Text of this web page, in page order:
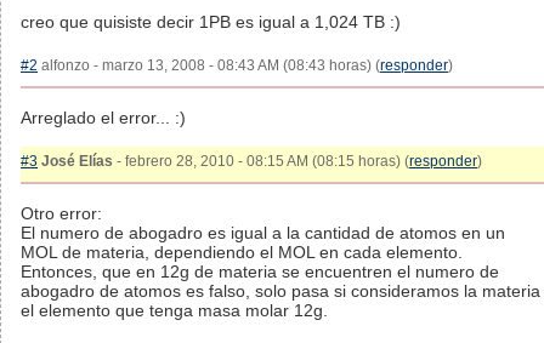
creo que quisiste decir 1PB es igual a 1,024 TB :)
#2 alfonzo - marzo 13, 2008 - 08:43 AM (08:43 horas) (responder)
Arreglado el error... :)
#3 José Elías - febrero 28, 2010 - 08:15 AM (08:15 horas) (responder)
Otro error:
El numero de abogadro es igual a la cantidad de atomos en un
MOL de materia, dependiendo el MOL en cada elemento.
Entonces, que en 12g de materia se encuentren el numero de
abogadro de atomos es falso, solo pasa si consideramos la materia
el elemento que tenga masa molar 12g.